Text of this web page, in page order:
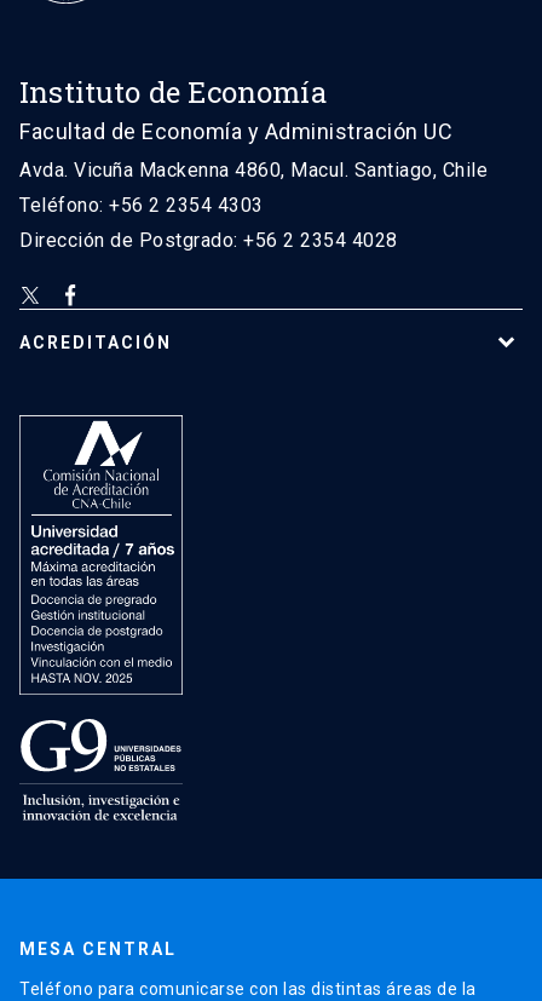
Instituto de Economía
Facultad de Economía y Administración UC
Avda. Vicuña Mackenna 4860, Macul. Santiago, Chile
Teléfono: +56 2 2354 4303
Dirección de Postgrado: +56 2 2354 4028
ACREDITACIÓN
MESA CENTRAL
Teléfono para comunicarse con las distintas áreas de la